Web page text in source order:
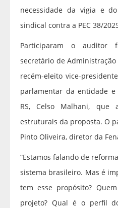
necessidade da vigia e
sindical contra a PEC 38/
Participaram o auditor
secretário de
recém-eleito vice-
parlamentar da entidade
RS, Celso Malhani, que
estruturais da proposta. O
Pinto Oliveira, diretor da
“Estamos falando de
sistema brasileiro. Mas é
tem esse propósito?
projeto? Qual é o perfil